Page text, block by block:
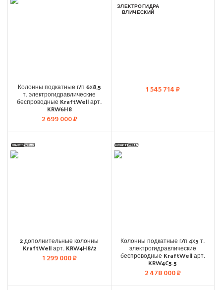
Колонны подкатные г/п 6х8,5
т. электрогидравлические
беспроводные KraftWell арт.
KRW6H8
2 699 000₽
ЭЛЕКТРОГИДРА
ВЛИЧЕСКИЙ
1 545 714₽
2 дополнительные колонны
KraftWell арт. KRW4H8/2
1 299 000₽
Колонны подкатные г/п 4х5 т.
электрогидравлические
беспроводные KraftWell арт.
KRW4C5.5
2 478 000₽